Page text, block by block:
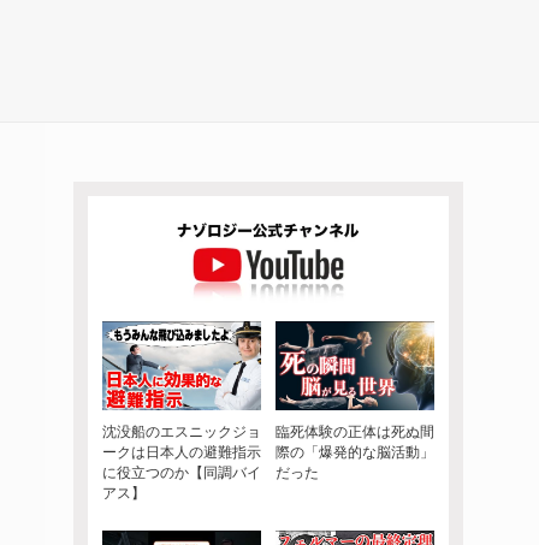
沈没船のエスニックジョ
ークは日本人の避難指示
に役立つのか【同調バイ
アス】
臨死体験の正体は死ぬ間
際の「爆発的な脳活動」
だった